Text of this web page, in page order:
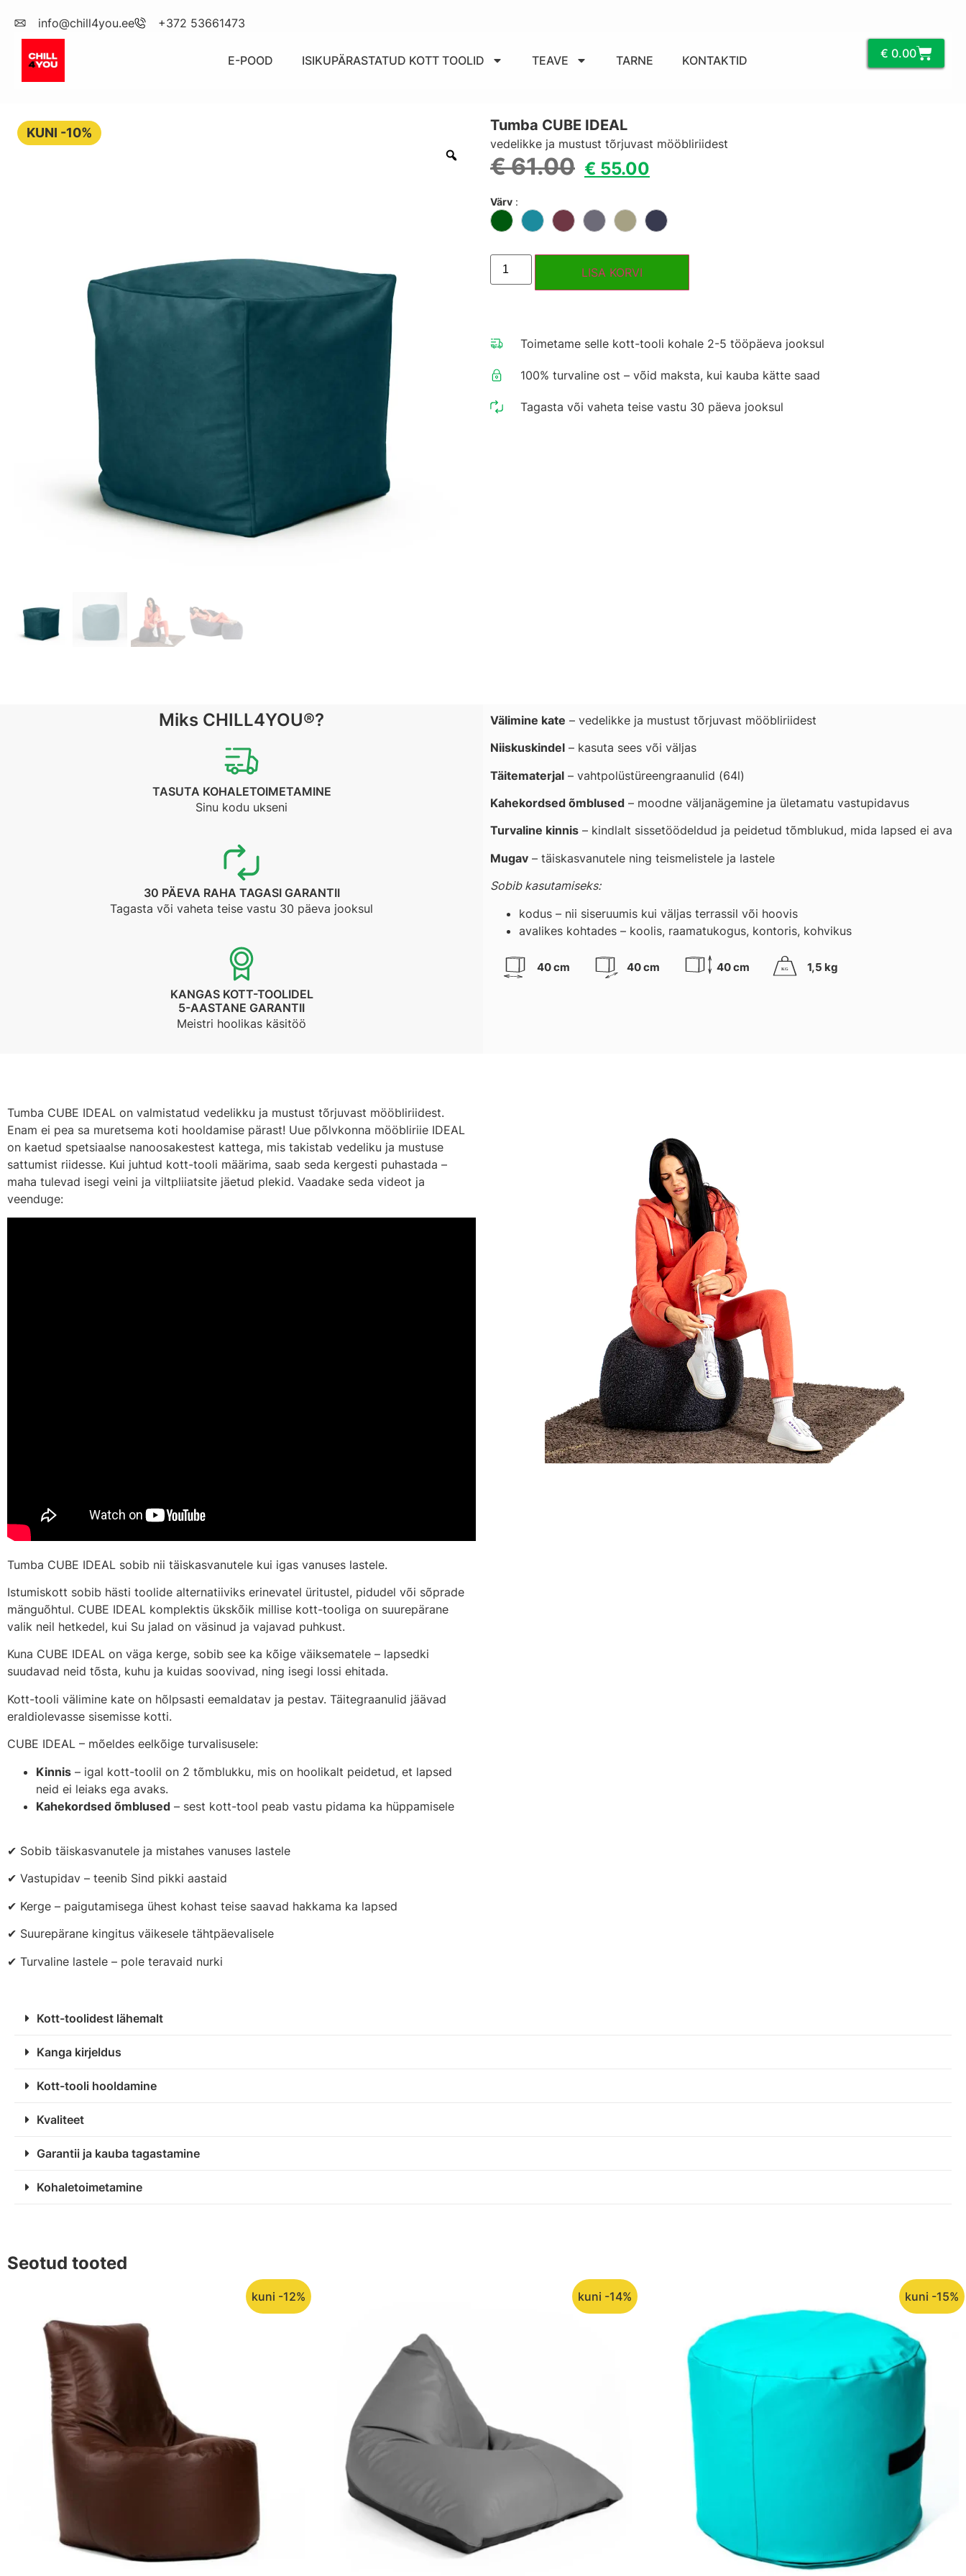
info@chill4you.ee +372 53661473
E-POOD ISIKUPÄRASTATUD KOTT TOOLID TEAVE TARNE KONTAKTID € 0.00
KUNI -10% Tumba CUBE IDEAL
vedelikke ja mustust tõrjuvast mööbliriidest
€61.00 € 55.00
Värv :
LISA KORVI
Toimetame selle kott-tooli kohale 2-5 tööpäeva jooksul
100% turvaline ost – võid maksta, kui kauba kätte saad
Tagasta või vaheta teise vastu 30 päeva jooksul
Miks CHILL4YOU®?
TASUTA KOHALETOIMETAMINE
Sinu kodu ukseni
30 PÄEVA RAHA TAGASI GARANTII
Tagasta või vaheta teise vastu 30 päeva jooksul
KANGAS KOTT-TOOLIDEL
5-AASTANE GARANTII
Meistri hoolikas käsitöö
Välimine kate – vedelikke ja mustust tõrjuvast mööbliriidest
Niiskuskindel – kasuta sees või väljas
Täitematerjal – vahtpolüstüreengraanulid (64l)
Kahekordsed õmblused – moodne väljanägemine ja ületamatu vastupidavus
Turvaline kinnis – kindlalt sissetöödeldud ja peidetud tõmblukud, mida lapsed ei ava
Mugav – täiskasvanutele ning teismelistele ja lastele
Sobib kasutamiseks:
kodus – nii siseruumis kui väljas terrassil või hoovis
avalikes kohtades – koolis, raamatukogus, kontoris, kohvikus
40 cm 40 cm 40 cm KG 1,5 kg
Tumba CUBE IDEAL on valmistatud vedelikku ja mustust tõrjuvast mööbliriidest.
Enam ei pea sa muretsema koti hooldamise pärast! Uue põlvkonna mööbliriie IDEAL
on kaetud spetsiaalse nanoosakestest kattega, mis takistab vedeliku ja mustuse
sattumist riidesse. Kui juhtud kott-tooli määrima, saab seda kergesti puhastada –
maha tulevad isegi veini ja viltpliiatsite jäetud plekid. Vaadake seda videot ja
veenduge:
Tumba CUBE IDEAL sobib nii täiskasvanutele kui igas vanuses lastele.
Istumiskott sobib hästi toolide alternatiiviks erinevatel üritustel, pidudel või sõprade
mänguõhtul. CUBE IDEAL komplektis ükskõik millise kott-tooliga on suurepärane
valik neil hetkedel, kui Su jalad on väsinud ja vajavad puhkust.
Kuna CUBE IDEAL on väga kerge, sobib see ka kõige väiksematele – lapsedki
suudavad neid tõsta, kuhu ja kuidas soovivad, ning isegi lossi ehitada.
Kott-tooli välimine kate on hõlpsasti eemaldatav ja pestav. Täitegraanulid jäävad
eraldiolevasse sisemisse kotti.
CUBE IDEAL – mõeldes eelkõige turvalisusele:
Kinnis – igal kott-toolil on 2 tõmblukku, mis on hoolikalt peidetud, et lapsed
neid ei leiaks ega avaks.
Kahekordsed õmblused – sest kott-tool peab vastu pidama ka hüppamisele
✔ Sobib täiskasvanutele ja mistahes vanuses lastele
✔ Vastupidav – teenib Sind pikki aastaid
✔ Kerge – paigutamisega ühest kohast teise saavad hakkama ka lapsed
✔ Suurepärane kingitus väikesele tähtpäevalisele
✔ Turvaline lastele – pole teravaid nurki
Kott-toolidest lähemalt
Kanga kirjeldus
Kott-tooli hooldamine
Kvaliteet
Garantii ja kauba tagastamine
Kohaletoimetamine
Seotud tooted
kuni -12% kuni -14% kuni -15%